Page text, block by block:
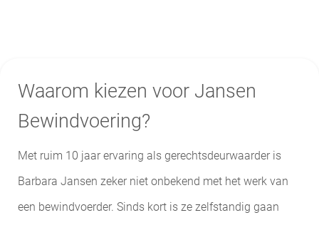
Waarom kiezen voor Jansen
Bewindvoering?
Met ruim 10 jaar ervaring als gerechtsdeurwaarder is
Barbara Jansen zeker niet onbekend met het werk van
een bewindvoerder. Sinds kort is ze zelfstandig gaan